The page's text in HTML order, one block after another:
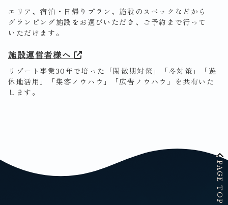
エリア、宿泊・日帰りプラン、施設のスペックなどから
グランピング施設をお選びいただき、ご予約まで行って
いただけます。
施設運営者様へ
リゾート事業30年で培った「閑散期対策」「冬対策」「遊
休地活用」「集客ノウハウ」「広告ノウハウ」を共有いた
します。
PAGE TOP